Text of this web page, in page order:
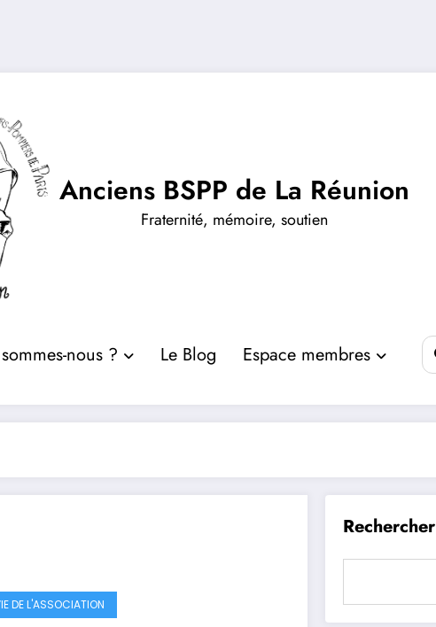
Anciens BSPP de La Réunion
Fraternité, mémoire, soutien
nous ? Le Blog Espace membres
DE L'ASSOCIATION
Rechercher